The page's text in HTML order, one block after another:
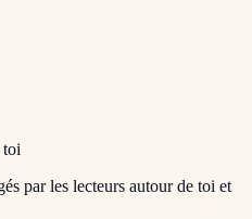
toi
par les lecteurs autour de toi et